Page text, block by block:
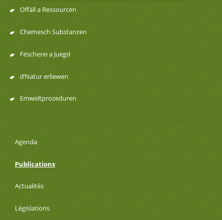
Offäll a Ressourcen
Chemesch Substanzen
Fëscherei a Juegd
d’Natur erliewen
Emweltprozeduren
Agenda
Publications
Actualités
Législations